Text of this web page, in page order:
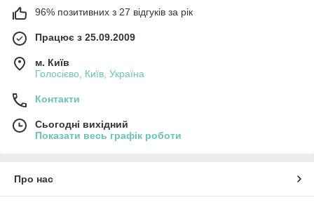
96% позитивних з 27 відгуків за рік
Працює з 25.09.2009
м. Київ
Голосієво, Київ, Україна
Контакти
Сьогодні вихідний
Показати весь графік роботи
Про нас